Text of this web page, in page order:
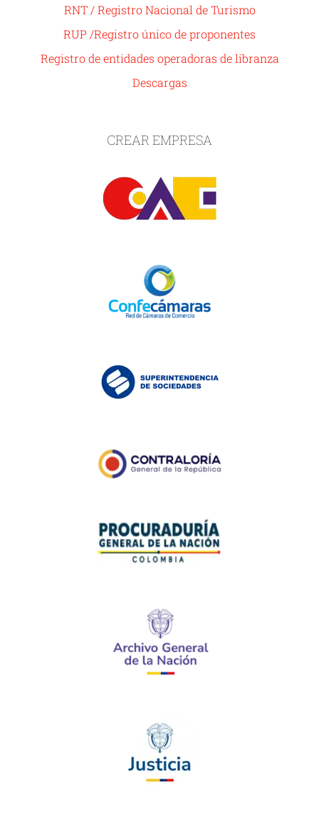
RNT / Registro Nacional de Turismo
RUP /Registro único de proponentes
Registro de entidades operadoras de libranza
Descargas
CREAR EMPRESA